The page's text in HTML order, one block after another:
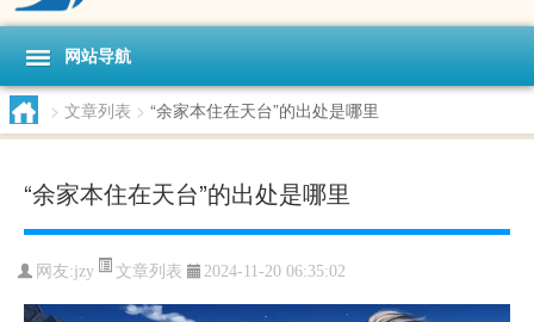
网站导航
> 文章列表 > “余家本住在天台”的出处是哪里
“余家本住在天台”的出处是哪里
网友:jzy 文章列表 2024-11-20 06:35:02